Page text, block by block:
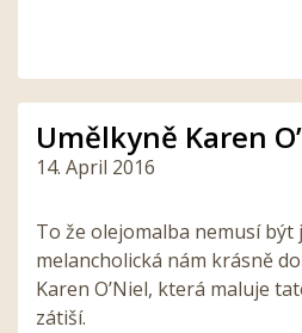
Umělkyně Karen
14. April 2016
To že olejomalba nemusí být
melancholická nám krásně
Karen O’Niel, která maluje
zátiší.